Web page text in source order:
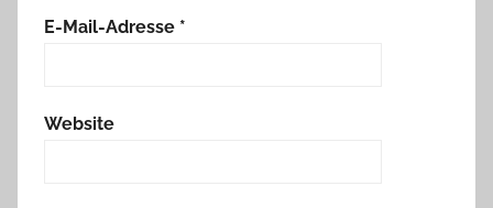
E-Mail-Adresse *
Website